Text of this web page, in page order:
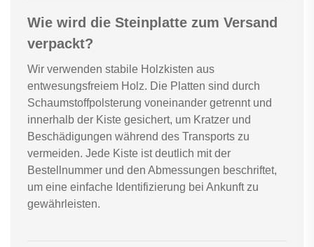
Wie wird die Steinplatte zum Versand
verpackt?
Wir verwenden stabile Holzkisten aus
entwesungsfreiem Holz. Die Platten sind durch
Schaumstoffpolsterung voneinander getrennt und
innerhalb der Kiste gesichert, um Kratzer und
Beschädigungen während des Transports zu
vermeiden. Jede Kiste ist deutlich mit der
Bestellnummer und den Abmessungen beschriftet,
um eine einfache Identifizierung bei Ankunft zu
gewährleisten.